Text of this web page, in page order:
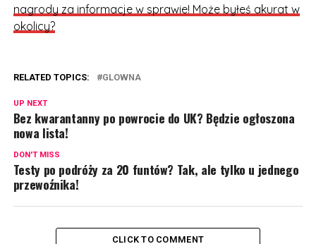
nagrody za informacje w sprawie! Może byłeś akurat w
okolicy?
RELATED TOPICS: GLOWNA
UP NEXT
Bez kwarantanny po powrocie do UK? Będzie ogłoszona
nowa lista!
DON'T MISS
Testy po podróży za 20 funtów? Tak, ale tylko u jednego
przewoźnika!
CLICK TO COMMENT